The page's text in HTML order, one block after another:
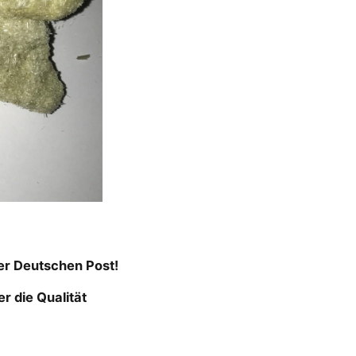
Deutschen Post!
die Qualität